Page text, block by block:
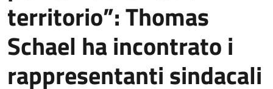
territorio”: Thomas
Schael ha incontrato i
rappresentanti sindacali